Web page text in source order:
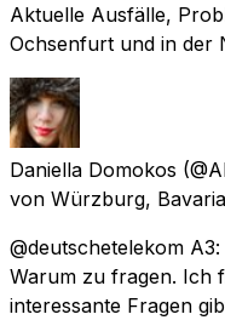
Aktuelle Ausfälle,
Ochsenfurt und in der
Daniella Domokos
von Würzburg, Bavaria
@deutschetelekom
Warum zu fragen. Ich
interessante Fragen